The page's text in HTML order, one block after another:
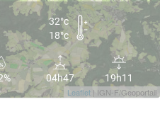
Leaflet | IGN-F/Geoportail
32°c
18°c
04h47 19h11